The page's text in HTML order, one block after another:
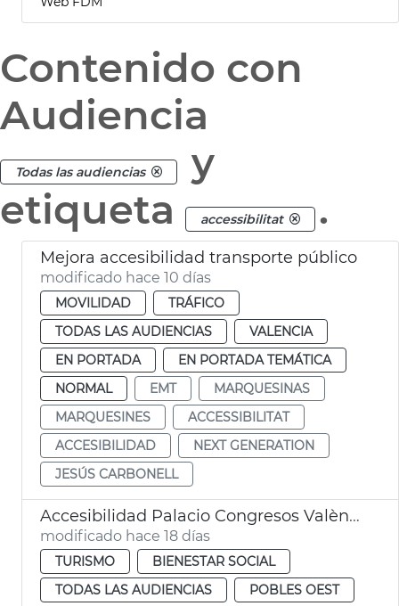
Contenido con
Audiencia
Todas las audiencias
y
etiqueta
accessibilitat .
Mejora accesibilidad transporte público
modificado hace 10 días
MOVILIDAD
TRÁFICO
TODAS LAS AUDIENCIAS
VALENCIA
EN PORTADA
EN PORTADA TEMÁTICA
NORMAL
EMT
MARQUESINAS
MARQUESINES
ACCESSIBILITAT
ACCESIBILIDAD
NEXT GENERATION
JESÚS CARBONELL
Accesibilidad Palacio Congresos València
modificado hace 18 días
TURISMO
BIENESTAR SOCIAL
TODAS LAS AUDIENCIAS
POBLES OEST